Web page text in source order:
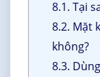
8.1. Tại
8.2. Mặt
không?
8.3.